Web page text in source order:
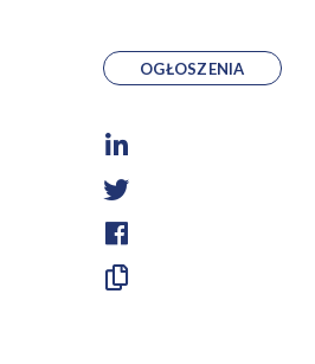
OGŁOSZENIA
Skopiuj